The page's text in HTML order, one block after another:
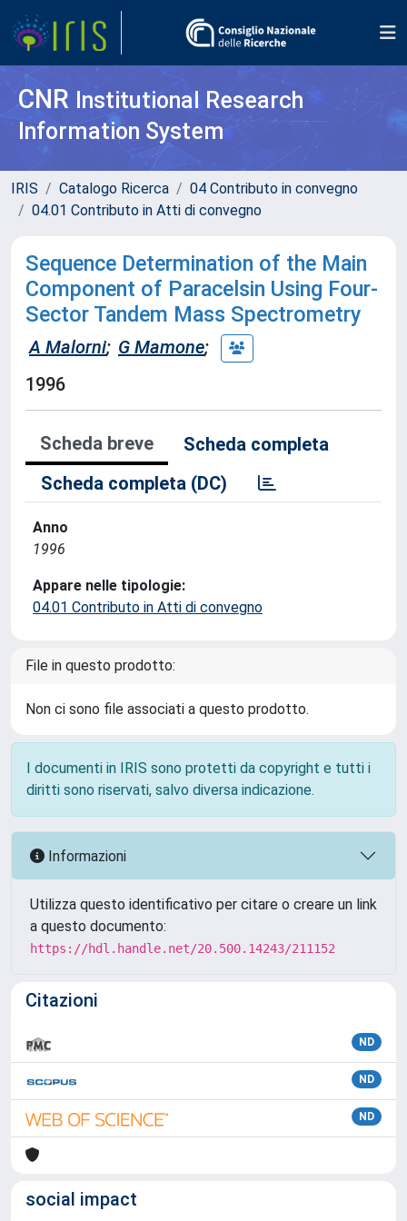
CNR Institutional Research
Information System
IRIS Catalogo Ricerca
04 Contributo in convegno
04.01 Contributo in Atti di convegno
Sequence Determination of the Main
Component of Paracelsin Using Four-
Sector Tandem Mass Spectrometry
A Malorni; G Mamone;
1996
Scheda breve
Scheda completa
Scheda completa (DC)
Anno
1996
Appare nelle tipologie:
04.01 Contributo in Atti di convegno
File in questo prodotto:
Non ci sono file associati a questo prodotto.
I documenti in IRIS sono protetti da copyright e tutti i
diritti sono riservati, salvo diversa indicazione.
Informazioni
Utilizza questo identificativo per citare o creare un link
a questo documento:
https://hdl.handle.net/20.500.14243/211152
Citazioni
ND
ND
ND
social impact